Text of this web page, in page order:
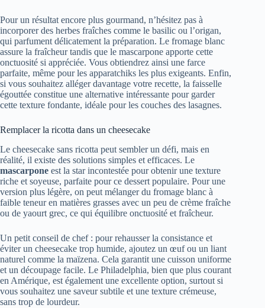
Pour un résultat encore plus gourmand, n’hésitez pas à
incorporer des herbes fraîches comme le basilic ou l’origan,
qui parfument délicatement la préparation. Le fromage blanc
assure la fraîcheur tandis que le mascarpone apporte cette
onctuosité si appréciée. Vous obtiendrez ainsi une farce
parfaite, même pour les apparatchiks les plus exigeants. Enfin,
si vous souhaitez alléger davantage votre recette, la faisselle
égouttée constitue une alternative intéressante pour garder
cette texture fondante, idéale pour les couches des lasagnes.
Remplacer la ricotta dans un cheesecake
Le cheesecake sans ricotta peut sembler un défi, mais en
réalité, il existe des solutions simples et efficaces. Le
mascarpone est la star incontestée pour obtenir une texture
riche et soyeuse, parfaite pour ce dessert populaire. Pour une
version plus légère, on peut mélanger du fromage blanc à
faible teneur en matières grasses avec un peu de crème fraîche
ou de yaourt grec, ce qui équilibre onctuosité et fraîcheur.
Un petit conseil de chef : pour rehausser la consistance et
éviter un cheesecake trop humide, ajoutez un œuf ou un liant
naturel comme la maïzena. Cela garantit une cuisson uniforme
et un découpage facile. Le Philadelphia, bien que plus courant
en Amérique, est également une excellente option, surtout si
vous souhaitez une saveur subtile et une texture crémeuse,
sans trop de lourdeur.